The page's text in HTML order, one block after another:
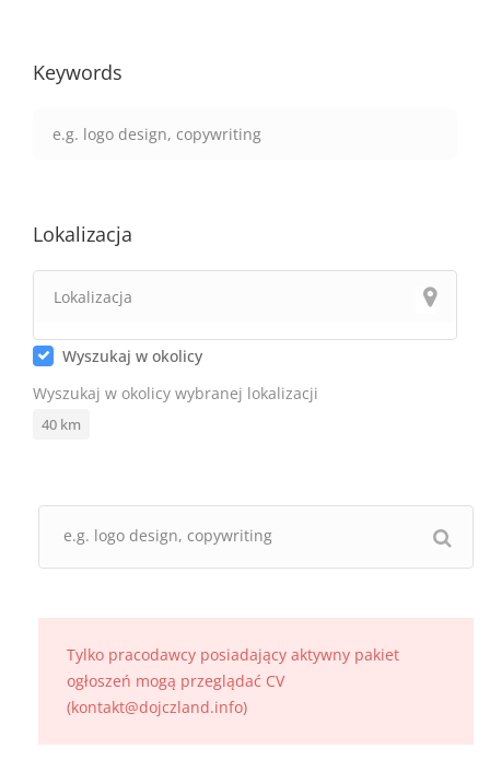
Keywords
Lokalizacja
Wyszukaj w okolicy
Wyszukaj w okolicy wybranej lokalizacji
40 km
Tylko pracodawcy posiadający aktywny pakiet
ogłoszeń mogą przeglądać CV
(kontakt@dojczland.info)